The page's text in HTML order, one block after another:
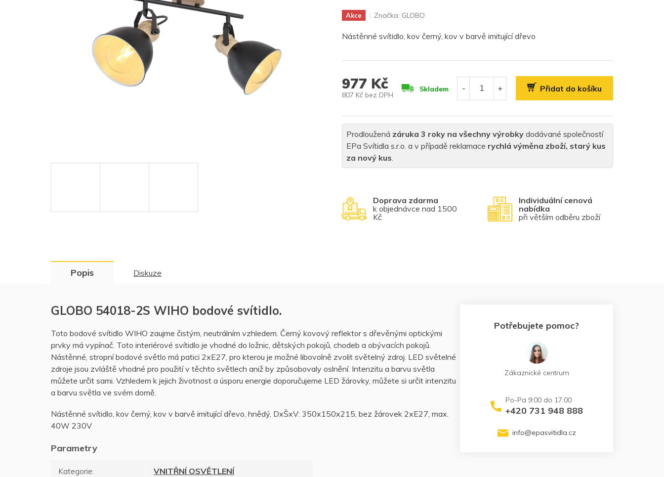
Nástěnné svítidlo, kov černý, kov v barvě imitující dřevo
Doprava zdarma
k objednávce nad 1500
Kč
Individuální cenová
nabídka
při větším odběru zboží
Prodloužená záruka 3 roky na všechny výrobky dodávané společností
EPa Svítidla s.r.o. a v případě reklamace rychlá výměna zboží, starý kus
za nový kus.
977 Kč
807 Kč bez DPH
Skladem Přidat do košíku
Akce Značka: GLOBO
Popis Diskuze
GLOBO 54018-2S WIHO bodové svítidlo.
Toto bodové svítidlo WIHO zaujme čistým, neutrálním vzhledem. Černý kovový reflektor s dřevěnými optickými
prvky má vypínač. Toto interiérové svítidlo je vhodné do ložnic, dětských pokojů, chodeb a obývacích pokojů.
Nástěnné, stropní bodové světlo má patici 2xE27, pro kterou je možné libovolně zvolit světelný zdroj. LED světelné
zdroje jsou zvláště vhodné pro použití v těchto světlech aniž by způsobovaly oslnění. Intenzitu a barvu světla
můžete určit sami. Vzhledem k jejich životnost a úsporu energie doporučujeme LED žárovky, můžete si určit intenzitu
a barvu světla ve svém domě.
Nástěnné svítidlo, kov černý, kov v barvě imitující dřevo, hnědý, DxŠxV: 350x150x215, bez žárovek 2xE27, max.
40W 230V
Kategorie: VNITŘNÍ OSVĚTLENÍ
Potřebujete pomoc?
Zákaznické centrum
+420 731 948 888
info@epasvitidla.cz